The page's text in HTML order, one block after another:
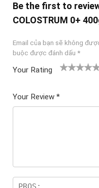
Be the first to
COLOSTRUM 0+
Email của bạn sẽ không
buộc được đánh dấu *
Your Rating
ê
5
Your Review *